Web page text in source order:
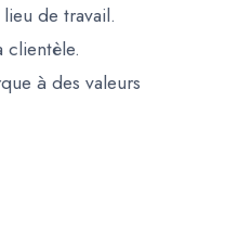
de travail.
clientèle.
à des valeurs